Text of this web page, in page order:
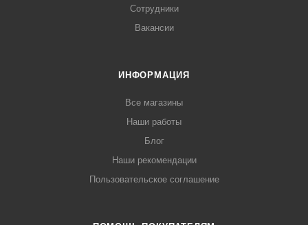
Сотрудники
Вакансии
ИНФОРМАЦИЯ
Все магазины
Наши работы
Блог
Наши рекомендации
Пользовательское соглашение